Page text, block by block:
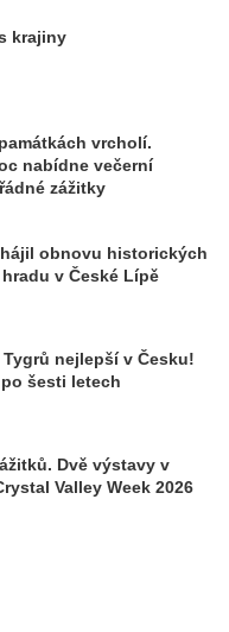
krajiny
vrcholí.
nabídne večerní
zážitky
obnovu historických
v České Lípě
nejlepší v Česku!
šesti letech
Dvě výstavy v
Valley Week 2026